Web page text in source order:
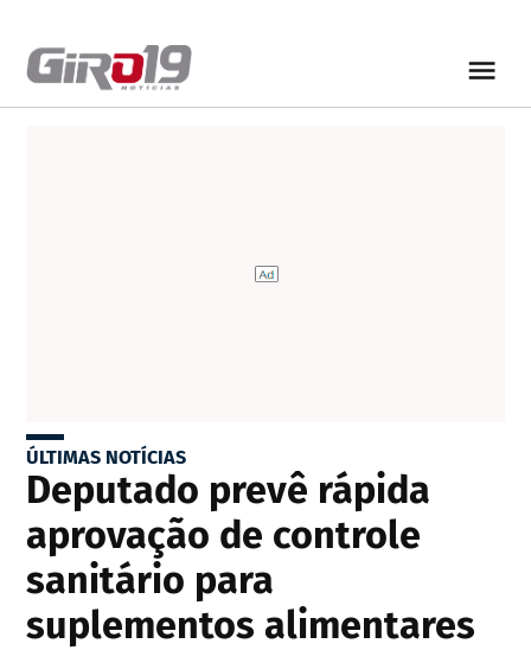
ÚLTIMAS NOTÍCIAS
Deputado prevê rápida
aprovação de controle
sanitário para
suplementos alimentares